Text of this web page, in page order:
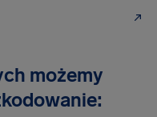
możemy